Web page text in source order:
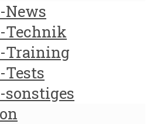
News
Technik
Training
Tests
sonstiges